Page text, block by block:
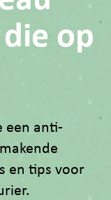
op
een anti-
en tips voor